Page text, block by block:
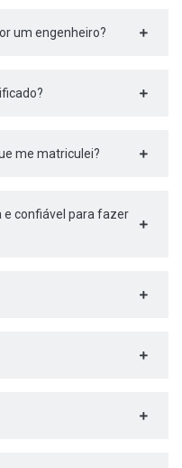
um engenheiro?
me matriculei?
e confiável para fazer